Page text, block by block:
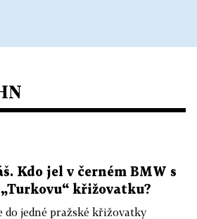
Kdo jel v černém BMW s
křižovatku?
do jedné pražské křižovatky